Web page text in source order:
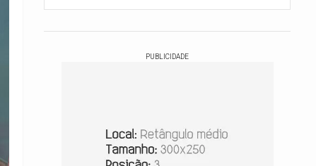
PUBLICIDADE